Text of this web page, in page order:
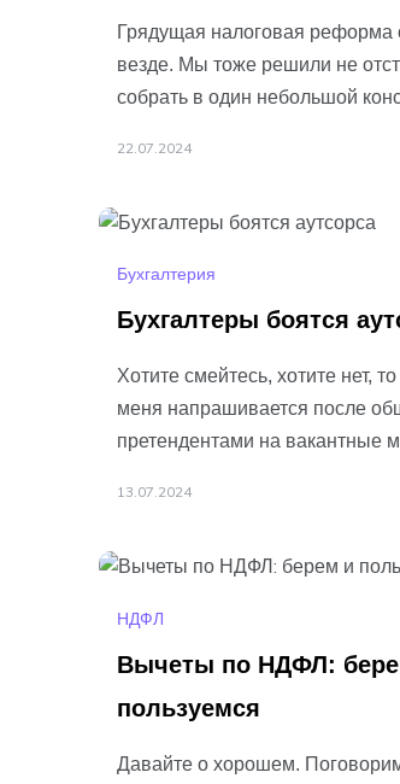
Грядущая налоговая реформа
везде. Мы тоже решили не
собрать в один небольшой
22.07.2024
Бухгалтерия
Бухгалтеры боятся
Хотите смейтесь, хотите нет,
меня напрашивается после
претендентами на вакантные
13.07.2024
НДФЛ
Вычеты по НДФЛ:
пользуемся
Давайте о хорошем.